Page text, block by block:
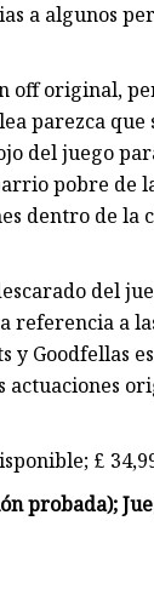
a algunos
off original,
parezca
del juego
pobre de
dentro de la
del
a
y Goodfellas
£
probada);